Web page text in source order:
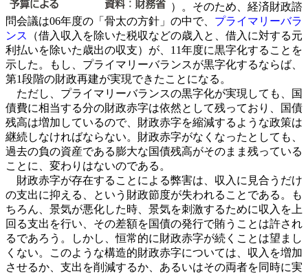
）。そのため、経済財政諮
問会議は06年度の「骨太の方針」の中で、 プライマリーバラ
ンス
（借入収入を除いた税収などの歳入と、借入に対する元
利払いを除いた歳出の収支）が、11年度に黒字化することを
示した。もし、プライマリーバランスが黒字化するならば、
第1段階の財政再建が実現できたことになる。
ただし、プライマリーバランスの黒字化が実現しても、国
債費に相当する分の財政赤字は依然として残っており、国債
残高は増加しているので、財政赤字を縮減するような政策は
継続しなければならない。財政赤字がなくなったとしても、
過去の負の資産である膨大な国債残高がそのまま残っている
ことに、変わりはないのである。
財政赤字が存在することによる弊害は、収入に見合うだけ
の支出に抑える、という財政節度が失われることである。も
ちろん、景気が悪化した時、景気を刺激するために収入を上
回る支出を行い、その差額を国債の発行で賄うことは許され
るであろう。しかし、恒常的に財政赤字が続くことは望まし
くない。このような構造的財政赤字については、収入を増加
させるか、支出を削減するか、あるいはその両者を同時に実